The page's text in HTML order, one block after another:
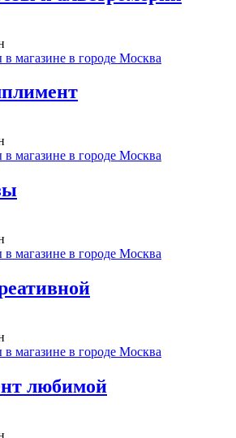
любимой